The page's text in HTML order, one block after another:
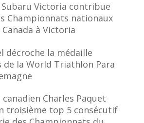
Subaru Victoria contribue
Championnats nationaux
à Victoria
décroche la médaille
de la World Triathlon Para
Charles Paquet
troisième top 5 consécutif